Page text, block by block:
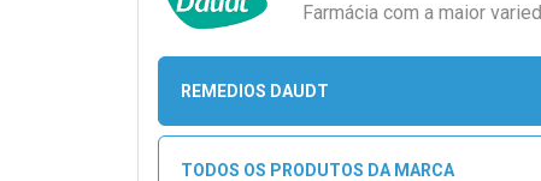
Farmácia com a maior
REMEDIOS DAUDT
TODOS OS PRODUTOS DA MARCA